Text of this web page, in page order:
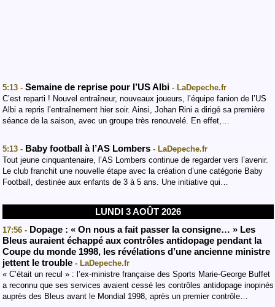
5:13 - Semaine de reprise pour l’US Albi - LaDepeche.fr
C’est reparti ! Nouvel entraîneur, nouveaux joueurs, l’équipe fanion de l’US
Albi a repris l’entraînement hier soir. Ainsi, Johan Rini a dirigé sa première
séance de la saison, avec un groupe très renouvelé. En effet,…
5:13 - Baby football à l’AS Lombers - LaDepeche.fr
Tout jeune cinquantenaire, l’AS Lombers continue de regarder vers l’avenir.
Le club franchit une nouvelle étape avec la création d’une catégorie Baby
Football, destinée aux enfants de 3 à 5 ans. Une initiative qui…
LUNDI 3 AOÛT 2026
17:56 - Dopage : « On nous a fait passer la consigne… » Les
Bleus auraient échappé aux contrôles antidopage pendant la
Coupe du monde 1998, les révélations d’une ancienne ministre
jettent le trouble - LaDepeche.fr
« C’était un recul » : l’ex-ministre française des Sports Marie-George Buffet
a reconnu que ses services avaient cessé les contrôles antidopage inopinés
auprès des Bleus avant le Mondial 1998, après un premier contrôle…